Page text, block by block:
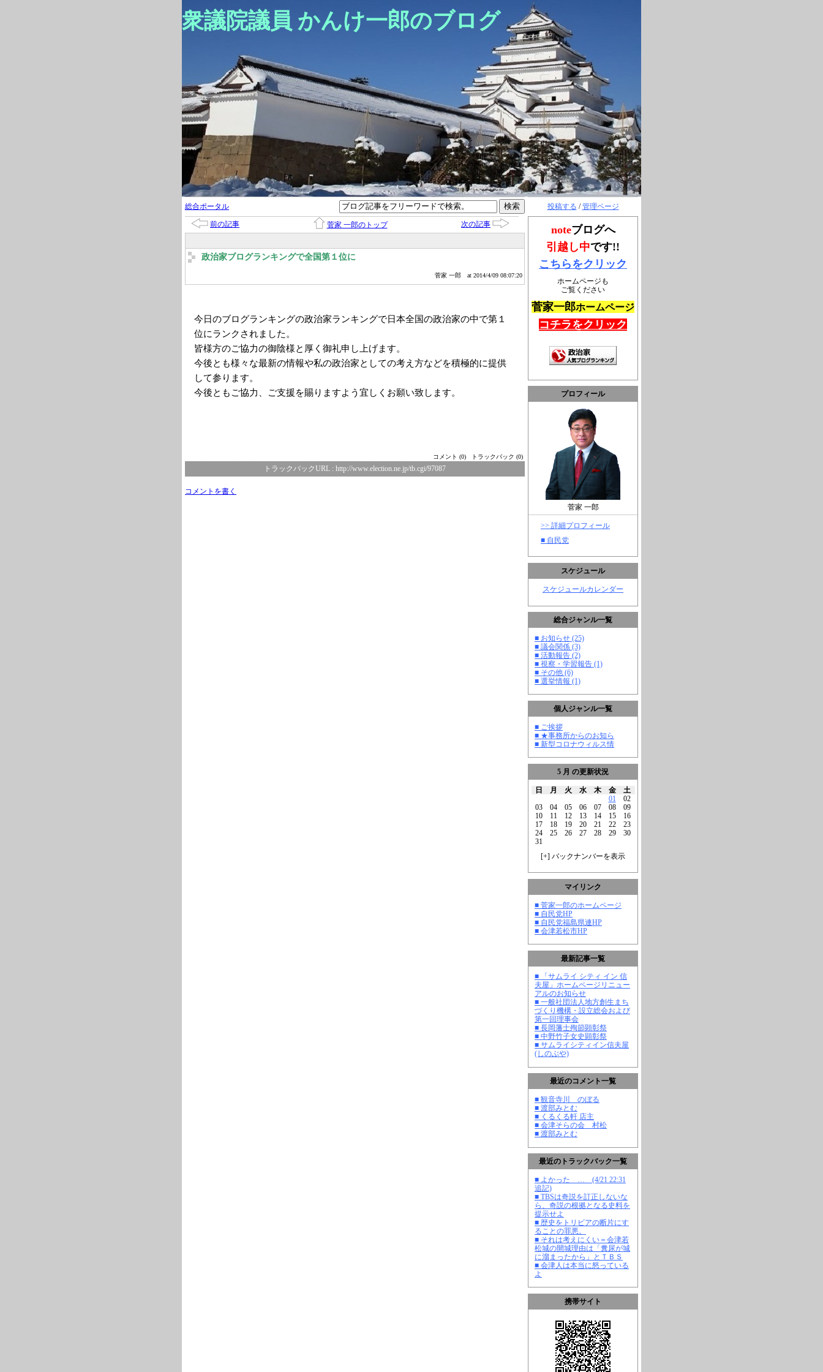
衆議院議員 かんけ一郎のブログ
投稿する /管理ページ
noteブログへ
引越し中です!!
こちらをクリック
ホームページも
ご覧ください
菅家一郎ホームページ
コチラをクリック
プロフィール
菅家 一郎
>> 詳細プロフィール
■ 自民党
スケジュール
スケジュールカレンダー
総合ジャンル一覧
■ お知らせ (25)
■ 議会関係 (3)
■ 活動報告 (2)
■ 視察・学習報告 (1)
■ その他 (6)
■ 選挙情報 (1)
個人ジャンル一覧
■ ご挨拶
■ ★事務所からのお知ら
■ 新型コロナウィルス情
5 月 の更新状況
日 月 火 水 木 金
土
01
02
03
04 05 06 07 08
09
10
11 12 13 14 15
16
17
18 19 20 21 22
23
24
25 26 27 28 29
30
31
[+] バックナンバーを表示
マイリンク
■ 菅家一郎のホームページ
■ 自民党HP
■ 自民党福島県連HP
■ 会津若松市HP
最新記事一覧
■ 「サムライ シティ イン 信
夫屋」ホームページリニュー
アルのお知らせ
■ 一般社団法人地方創生まち
づくり機構・設立総会および
第一回理事会
■ 長岡藩士殉節顕彰祭
■ 中野竹子女史顕彰祭
■ サムライシティイン信夫屋
(しのぶや)
最近のコメント一覧
■ 観音寺川 のぼる
■ 渡部みとむ
■ くるくる軒 店主
■ 会津そらの会 村松
■ 渡部みとむ
最近のトラックバック一覧
■ よかった … (4/21 22:31
追記)
■ TBSは奇説を訂正しないな
ら、奇説の根拠となる史料を
提示せよ
■ 歴史をトリビアの断片にす
ることの罪悪。
■ それは考えにくい＝会津若
松城の開城理由は「糞尿が城
に溜まったから」とＴＢＳ
■ 会津人は本当に怒っている
よ
携帯サイト
総合ポータル
前の記事 菅家 一郎のトップ 次の記事
政治家ブログランキングで全国第１位に
菅家 一郎 at 2014/4/09 08:07:20
今日のブログランキングの政治家ランキングで日本全国の政治家の中で第１
位にランクされました。
皆様方のご協力の御陰様と厚く御礼申し上げます。
今後とも様々な最新の情報や私の政治家としての考え方などを積極的に提供
して参ります。
今後ともご協力、ご支援を賜りますよう宜しくお願い致します。
コメント (0) トラックバック (0)
トラックバックURL : http://www.election.ne.jp/tb.cgi/97087
コメントを書く